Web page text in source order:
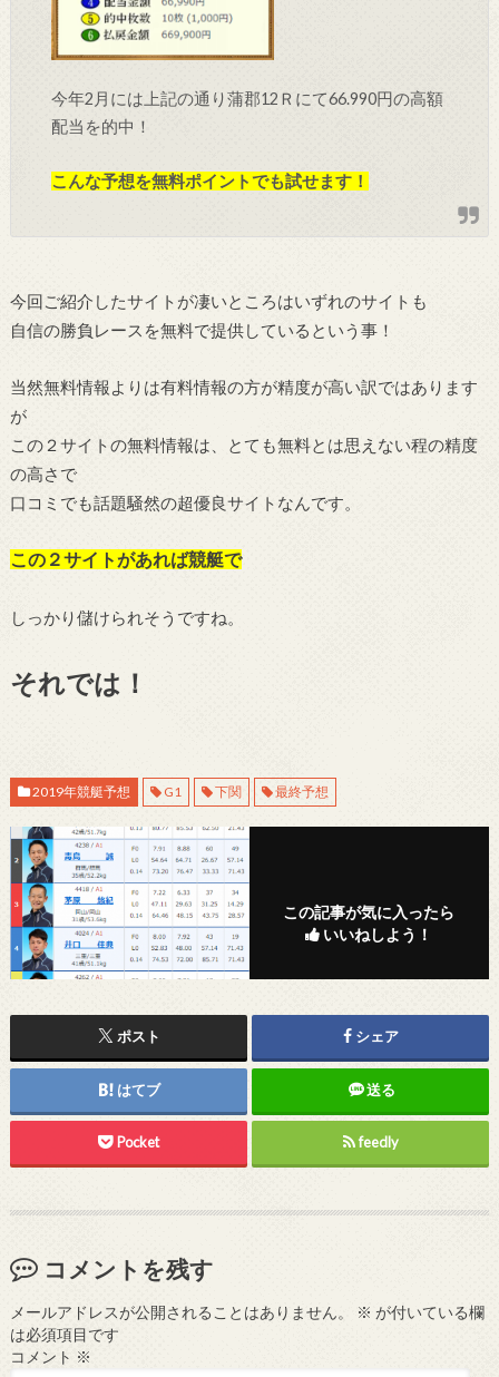
今年2月には上記の通り蒲郡12Ｒにて66.990円の高額
配当を的中！
こんな予想を無料ポイントでも試せます！
今回ご紹介したサイトが凄いところはいずれのサイトも
自信の勝負レースを無料で提供しているという事！
当然無料情報よりは有料情報の方が精度が高い訳ではあります
が
この２サイトの無料情報は、とても無料とは思えない程の精度
の高さで
口コミでも話題騒然の超優良サイトなんです。
この２サイトがあれば競艇で
しっかり儲けられそうですね。
それでは！
2019年競艇予想 G1 下関 最終予想
この記事が気に入ったら
いいねしよう！
ポスト シェア
はてブ 送る
Pocket feedly
コメントを残す
メールアドレスが公開されることはありません。 ※ が付いている欄
は必須項目です
コメント ※